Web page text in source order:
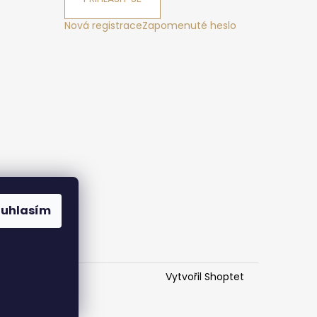
Nová registraceZapomenuté heslo
Vytvořil Shoptet